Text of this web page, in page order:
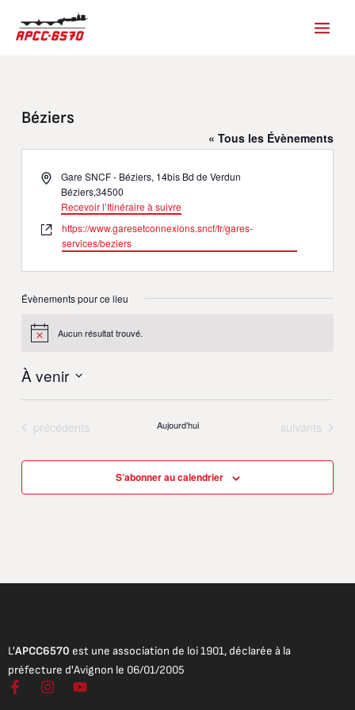
Béziers
« Tous les Évènements
AdresseGare SNCF - Béziers, 14bis Bd de Verdun
Béziers,34500
Recevoir l’Itinéraire à suivre
Site
https://www.garesetconnexions.sncf/fr/gares-
services/beziers
Évènements pour ce lieu
Notice Aucun résultat trouvé.
À venir
date.Évènements
précédents Aujourd’hui Évènements
suivants
S’abonner au calendrier
L'APCC6570 est une association de loi 1901, déclarée à la
préfecture d'Avignon le 06/01/2005
F
I
Y